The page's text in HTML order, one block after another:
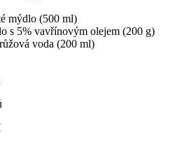
mýdlo (500 ml)
s 5% vavřínovým olejem (200 g)
voda (200 ml)